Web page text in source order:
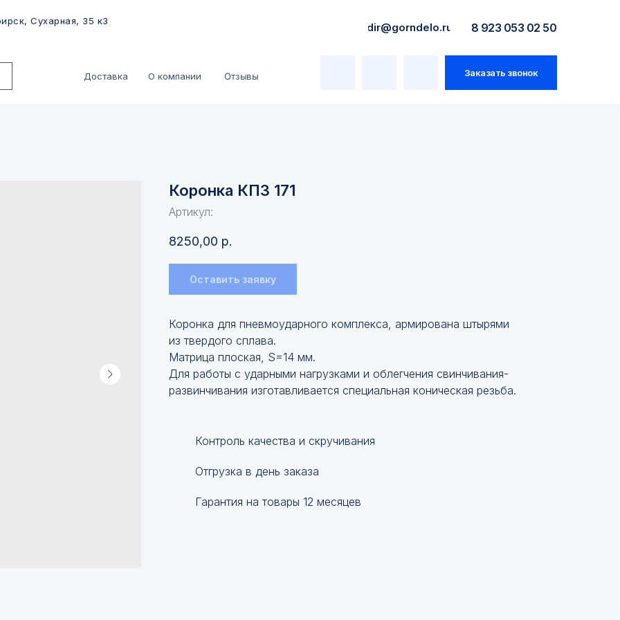
Сухарная, 35 к3
dir@gorndelo.ru 8 923 053 02 50
Доставка О компании Отзывы Заказать звонок
Коронка КПЗ 171
Артикул:
8250,00 р.
Оставить заявку
Коронка для пневмоударного комплекса, армирована штырями
из твердого сплава.
Матрица плоская, S=14 мм.
Для работы с ударными нагрузками и облегчения свинчивания-
развинчивания изготавливается специальная коническая резьба.
Контроль качества и скручивания
Отгрузка в день заказа
Гарантия на товары 12 месяцев